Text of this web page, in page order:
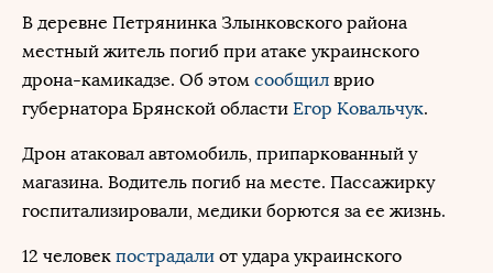
В деревне Петрянинка Злынковского района
местный житель погиб при атаке украинского
дрона-камикадзе. Об этом сообщил врио
губернатора Брянской области Егор Ковальчук.
Дрон атаковал автомобиль, припаркованный у
магазина. Водитель погиб на месте. Пассажирку
госпитализировали, медики борются за ее жизнь.
12 человек пострадали от удара украинского